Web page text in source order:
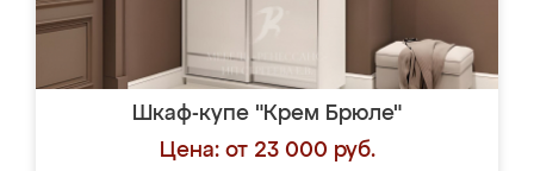
Шкаф-купе "Крем Брюле"
Цена: от 23 000 руб.